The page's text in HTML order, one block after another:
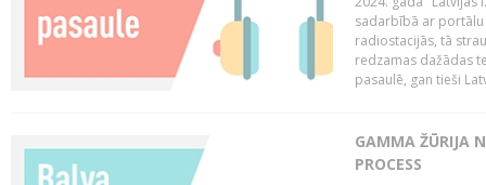
sadarbībā ar portālu
radiostacijās, tā
redzamas dažādas
pasaulē, gan tieši
GAMMA ŽŪRIJA
PROCESS